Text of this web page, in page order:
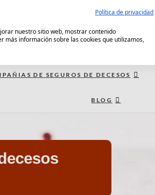
DE SEGUROS DE DECESOS
BLOG
Política de privacidad
nuestro sitio web, mostrar contenido
más información sobre las cookies que utilizamos,